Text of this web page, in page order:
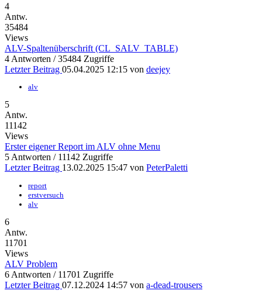
4
Antw.
35484
Views
ALV-Spaltenüberschrift (CL_SALV_TABLE)
4 Antworten / 35484 Zugriffe
Letzter Beitrag 05.04.2025 12:15 von deejey
alv
5
Antw.
11142
Views
Erster eigener Report im ALV ohne Menu
5 Antworten / 11142 Zugriffe
Letzter Beitrag 13.02.2025 15:47 von PeterPaletti
report
erstversuch
alv
6
Antw.
11701
Views
ALV Problem
6 Antworten / 11701 Zugriffe
Letzter Beitrag 07.12.2024 14:57 von a-dead-trousers